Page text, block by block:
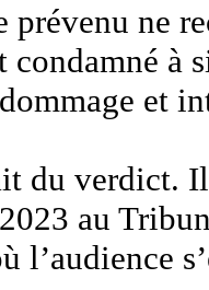
ne
condamné à
et
du verdict.
au
l’audience